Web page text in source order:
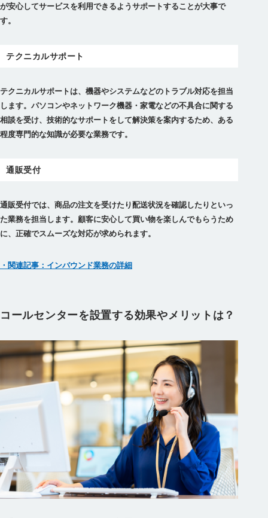
が安心してサービスを利用できるようサポートすることが大事で
す。
テクニカルサポート
テクニカルサポートは、機器やシステムなどのトラブル対応を担当
します。パソコンやネットワーク機器・家電などの不具合に関する
相談を受け、技術的なサポートをして解決策を案内するため、ある
程度専門的な知識が必要な業務です。
通販受付
通販受付では、商品の注文を受けたり配送状況を確認したりといっ
た業務を担当します。顧客に安心して買い物を楽しんでもらうため
に、正確でスムーズな対応が求められます。
・関連記事：インバウンド業務の詳細
コールセンターを設置する効果やメリットは？